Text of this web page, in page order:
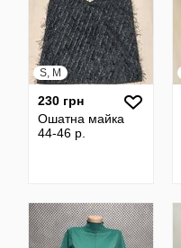
S, M
230 грн
Ошатна майка
44-46 р.